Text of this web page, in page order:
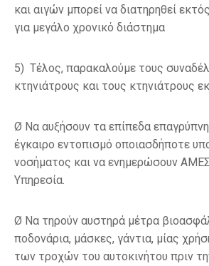
και αιγών μπορεί να διατηρηθεί
για μεγάλο χρονικό διάστημα
5) Τέλος, παρακαλούμε τους
κτηνιάτρους και τους κτηνιάτρους
Ø Να αυξήσουν τα επίπεδα
έγκαιρο εντοπισμό οποιασδήποτε
νοσήματος και να ενημερώσουν
Υπηρεσία.
Ø Να τηρούν αυστηρά μέτρα
ποδονάρια, μάσκες, γάντια, μίας
των τροχών του αυτοκινήτου πριν